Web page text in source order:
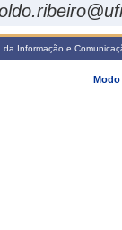
Informação e
Modo